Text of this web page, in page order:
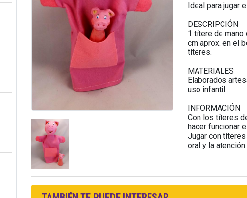
Ideal para jugar
DESCRIPCIÓN
1 títere de mano
cm aprox. en el
títeres.
MATERIALES
Elaborados
uso infantil.
INFORMACIÓN
Con los títeres
hacer funcionar
Jugar con
oral y la atención